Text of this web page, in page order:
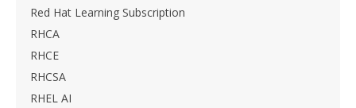
Red Hat Learning Subscription
RHCA
RHCE
RHCSA
RHEL AI